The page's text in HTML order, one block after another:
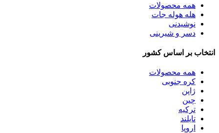
همه محصولات
هله هوله جات
نوشیدنی
دسر و شیرینی
انتخاب بر اساس کشور
همه محصولات
کره جنوبی
ژاپن
چین
ترکیه
تایلند
اروپا